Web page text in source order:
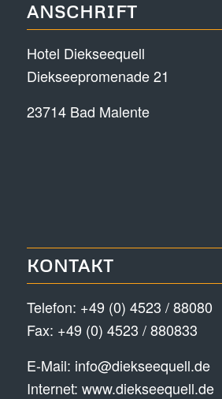
ANSCHRIFT
Hotel Diekseequell
Diekseepromenade 21
23714 Bad Malente
KONTAKT
Telefon: +49 (0) 4523 / 88080
Fax: +49 (0) 4523 / 880833
E-Mail: info@diekseequell.de
Internet: www.diekseequell.de